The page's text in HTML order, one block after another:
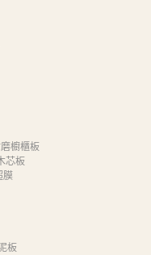
櫥櫃板
芯板
膜
板